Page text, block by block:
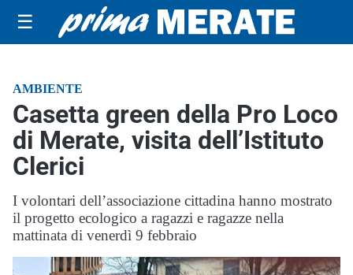
☰
AMBIENTE
Casetta green della Pro Loco
di Merate, visita dell’Istituto
Clerici
I volontari dell’associazione cittadina hanno mostrato
il progetto ecologico a ragazzi e ragazze nella
mattinata di venerdì 9 febbraio